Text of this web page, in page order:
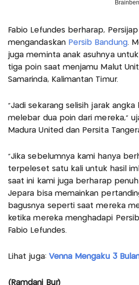
Fabio Lefundes berharap,
mengandaskan Persib Bandung.
juga meminta anak asuhnya
tiga poin saat menjamu Malut
Samarinda, Kalimantan Timur.
"Jadi sekarang selisih jarak angka
melebar dua poin dari mereka,"
Madura United dan Persita
"Jika sebelumnya kami hanya
terpeleset satu kali untuk hasil
saat ini kami juga berharap
Jepara bisa memainkan
bagusnya seperti saat mereka
ketika mereka menghadapi
Fabio Lefundes.
Lihat juga: Venna Mengaku 3
(Ramdani Bur)